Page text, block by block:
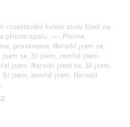
rozestavění kolem stolu hledí na
přitom spolu. --- Plníme,
praskneme. Narodil jsem se,
se, žil jsem, zemřel jsem.
jsem. Narodil jsem se, žil jsem,
jsem, zemřel jsem. Narodil